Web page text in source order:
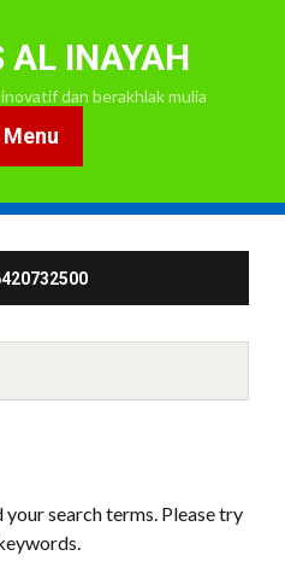
AL INAYAH
dan berakhlak mulia
Menu
search terms. Please try